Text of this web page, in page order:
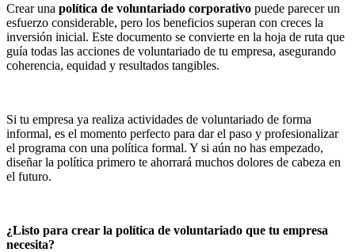
Crear una política de voluntariado corporativo puede parecer un
esfuerzo considerable, pero los beneficios superan con creces la
inversión inicial. Este documento se convierte en la hoja de ruta que
guía todas las acciones de voluntariado de tu empresa, asegurando
coherencia, equidad y resultados tangibles.
Si tu empresa ya realiza actividades de voluntariado de forma
informal, es el momento perfecto para dar el paso y profesionalizar
el programa con una política formal. Y si aún no has empezado,
diseñar la política primero te ahorrará muchos dolores de cabeza en
el futuro.
¿Listo para crear la política de voluntariado que tu empresa
necesita?